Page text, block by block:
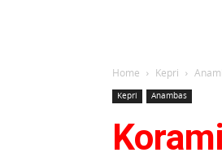
Home Kepri
Kepri Anambas